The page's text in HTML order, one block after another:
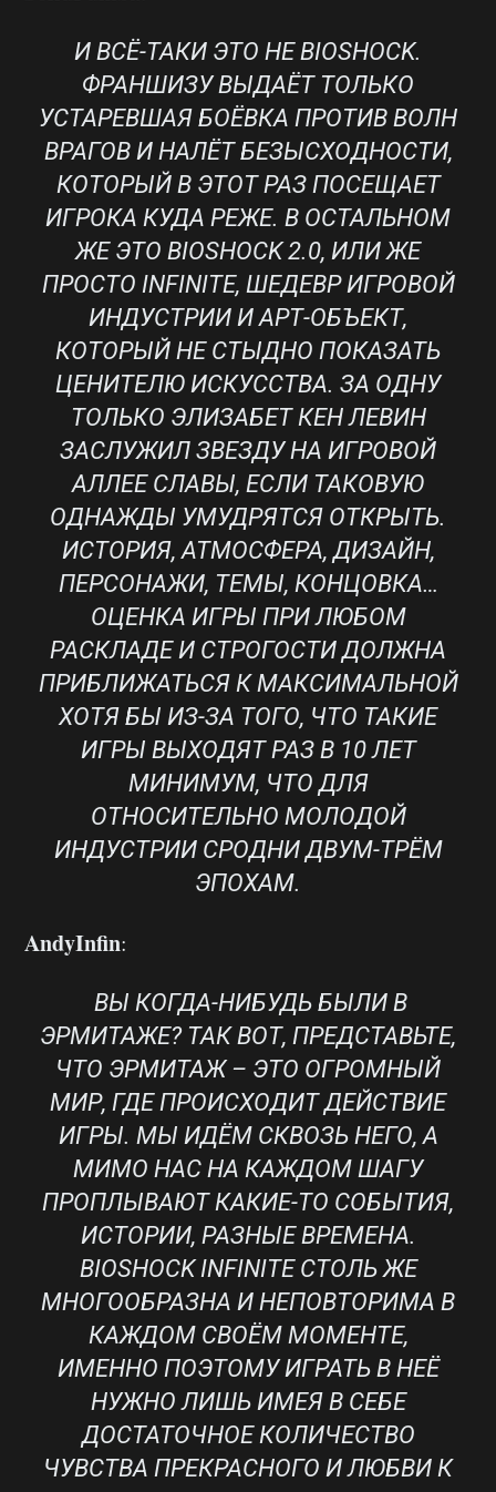
И ВСЁ-ТАКИ ЭТО НЕ BIOSHOCK.
ФРАНШИЗУ ВЫДАЁТ ТОЛЬКО
УСТАРЕВШАЯ БОЁВКА ПРОТИВ ВОЛН
ВРАГОВ И НАЛЁТ БЕЗЫСХОДНОСТИ,
КОТОРЫЙ В ЭТОТ РАЗ ПОСЕЩАЕТ
ИГРОКА КУДА РЕЖЕ. В ОСТАЛЬНОМ
ЖЕ ЭТО BIOSHOCK 2.0, ИЛИ ЖЕ
ПРОСТО INFINITE, ШЕДЕВР ИГРОВОЙ
ИНДУСТРИИ И АРТ-ОБЪЕКТ,
КОТОРЫЙ НЕ СТЫДНО ПОКАЗАТЬ
ЦЕНИТЕЛЮ ИСКУССТВА. ЗА ОДНУ
ТОЛЬКО ЭЛИЗАБЕТ КЕН ЛЕВИН
ЗАСЛУЖИЛ ЗВЕЗДУ НА ИГРОВОЙ
АЛЛЕЕ СЛАВЫ, ЕСЛИ ТАКОВУЮ
ОДНАЖДЫ УМУДРЯТСЯ ОТКРЫТЬ.
ИСТОРИЯ, АТМОСФЕРА, ДИЗАЙН,
ПЕРСОНАЖИ, ТЕМЫ, КОНЦОВКА…
ОЦЕНКА ИГРЫ ПРИ ЛЮБОМ
РАСКЛАДЕ И СТРОГОСТИ ДОЛЖНА
ПРИБЛИЖАТЬСЯ К МАКСИМАЛЬНОЙ
ХОТЯ БЫ ИЗ-ЗА ТОГО, ЧТО ТАКИЕ
ИГРЫ ВЫХОДЯТ РАЗ В 10 ЛЕТ
МИНИМУМ, ЧТО ДЛЯ
ОТНОСИТЕЛЬНО МОЛОДОЙ
ИНДУСТРИИ СРОДНИ ДВУМ-ТРЁМ
ЭПОХАМ.
AndyInfin:
ВЫ КОГДА-НИБУДЬ БЫЛИ В
ЭРМИТАЖЕ? ТАК ВОТ, ПРЕДСТАВЬТЕ,
ЧТО ЭРМИТАЖ – ЭТО ОГРОМНЫЙ
МИР, ГДЕ ПРОИСХОДИТ ДЕЙСТВИЕ
ИГРЫ. МЫ ИДЁМ СКВОЗЬ НЕГО, А
МИМО НАС НА КАЖДОМ ШАГУ
ПРОПЛЫВАЮТ КАКИЕ-ТО СОБЫТИЯ,
ИСТОРИИ, РАЗНЫЕ ВРЕМЕНА.
BIOSHOCK INFINITE СТОЛЬ ЖЕ
МНОГООБРАЗНА И НЕПОВТОРИМА В
КАЖДОМ СВОЁМ МОМЕНТЕ,
ИМЕННО ПОЭТОМУ ИГРАТЬ В НЕЁ
НУЖНО ЛИШЬ ИМЕЯ В СЕБЕ
ДОСТАТОЧНОЕ КОЛИЧЕСТВО
ЧУВСТВА ПРЕКРАСНОГО И ЛЮБВИ К